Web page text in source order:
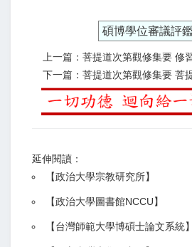
碩博學位審議評
上一篇：菩提道次第觀修集要 修
下一篇：菩提道次第觀修集要 菩
延伸閱讀：
【政治大學宗教研究所】
【政治大學圖書館NCCU】
【台灣師範大學博碩士論文系統】